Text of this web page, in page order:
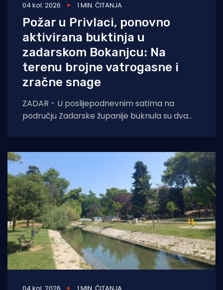
04 kol. 2026 1 MIN. ČITANJA
Požar u Privlaci, ponovno
aktivirana buktinja u
zadarskom Bokanjcu: Na
terenu brojne vatrogasne i
zračne snage
ZADAR - U poslijepodnevnim satima na
području Zadarske županije buknula su dva
04 kol. 2026 1 MIN. ČITANJA